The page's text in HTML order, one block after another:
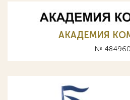
АКАДЕМИЯ
№ 484960